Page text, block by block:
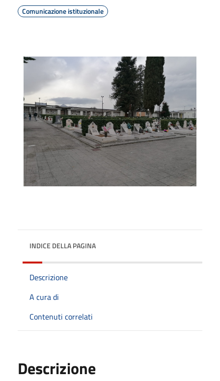
Comunicazione istituzionale
INDICE DELLA PAGINA
Descrizione
A cura di
Contenuti correlati
Descrizione